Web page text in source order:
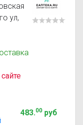
ул,
483.00руб